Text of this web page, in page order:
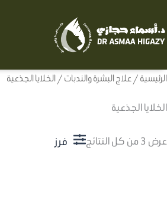
إلى
المحتوى
الرئيسية/علاج البشرة والندبات/ الخلايا الجذعية
الخلايا الجذعية
عرض ⁦3⁩ من كل النتائج
الفرز
حسب
الأحدث
فرز